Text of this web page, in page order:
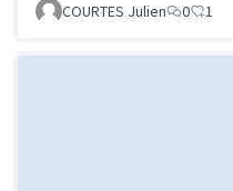
COURTES Julien
0 1